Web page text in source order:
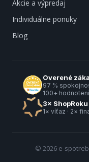
Akcie a výpredaj
Individuálne ponuky
Blog
Overené
97 %
100+ hodnotení
3× ShopRoku
1× víťaz · 2×
© 2026 e-